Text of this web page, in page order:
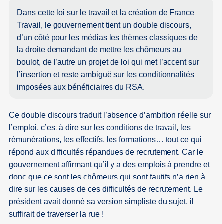
Dans cette loi sur le travail et la création de France
Travail, le gouvernement tient un double discours,
d’un côté pour les médias les thèmes classiques de
la droite demandant de mettre les chômeurs au
boulot, de l’autre un projet de loi qui met l’accent sur
l’insertion et reste ambiguë sur les conditionnalités
imposées aux bénéficiaires du RSA.
Ce double discours traduit l’absence d’ambition réelle sur
l’emploi, c’est à dire sur les conditions de travail, les
rémunérations, les effectifs, les formations… tout ce qui
répond aux difficultés répandues de recrutement. Car le
gouvernement affirmant qu’il y a des emplois à prendre et
donc que ce sont les chômeurs qui sont fautifs n’a rien à
dire sur les causes de ces difficultés de recrutement. Le
président avait donné sa version simpliste du sujet, il
suffirait de traverser la rue !